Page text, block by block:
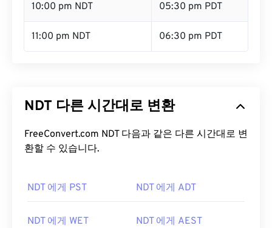
10:00 pm NDT 05:30 pm PDT
11:00 pm NDT 06:30 pm PDT
NDT 다른 시간대로 변환
FreeConvert.com NDT 다음과 같은 다른 시간대로 변
환할 수 있습니다.
NDT 에게 PST NDT 에게 ADT
NDT 에게 WET NDT 에게 AEST